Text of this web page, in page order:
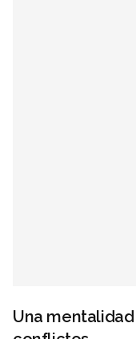
Una